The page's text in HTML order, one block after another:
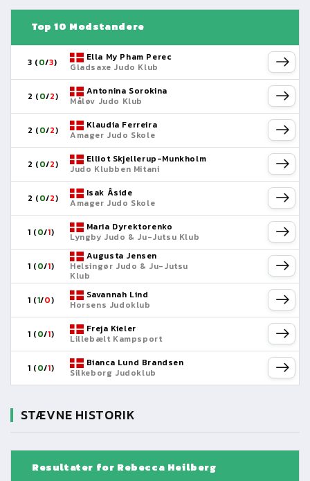
Top 10 Modstandere
3 (0/3)
Ella My Pham Perec
Gladsaxe Judo Klub
2 (0/2)
Antonina Sorokina
Måløv Judo Klub
2 (0/2)
Klaudia Ferreira
Amager Judo Skole
2 (0/2)
Elliot Skjellerup-Munkholm
Judo Klubben Mitani
2 (0/2)
Isak Åside
Amager Judo Skole
1 (0/1)
Maria Dyrektorenko
Lyngby Judo & Ju-Jutsu Klub
1 (0/1)
Augusta Jensen
Helsingør Judo & Ju-Jutsu
Klub
1 (1/0)
Savannah Lind
Horsens Judoklub
1 (0/1)
Freja Kieler
Lillebælt Kampsport
1 (0/1)
Bianca Lund Brandsen
Silkeborg Judoklub
STÆVNE HISTORIK
Resultater for Rebecca Heilberg